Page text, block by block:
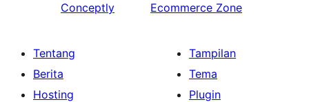
Conceptly
Ecommerce Zone
Tentang
Berita
Hosting
Tampilan
Tema
Plugin